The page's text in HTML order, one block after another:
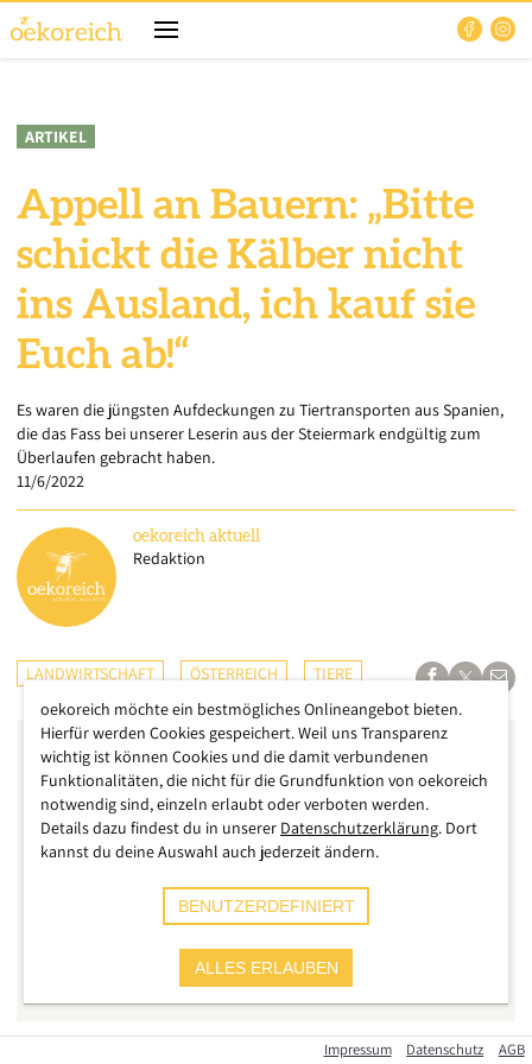
ARTIKEL
Appell an Bauern: „Bitte
schickt die Kälber nicht
ins Ausland, ich kauf sie
Euch ab!“
Es waren die jüngsten Aufdeckungen zu Tiertransporten aus Spanien,
die das Fass bei unserer Leserin aus der Steiermark endgültig zum
Überlaufen gebracht haben.
11/6/2022
oekoreich aktuell
Redaktion
LANDWIRTSCHAFT ÖSTERREICH TIERE
Impressum Datenschutz AGB
oekoreich möchte ein bestmögliches Onlineangebot bieten.
Hierfür werden Cookies gespeichert. Weil uns Transparenz
wichtig ist können Cookies und die damit verbundenen
Funktionalitäten, die nicht für die Grundfunktion von oekoreich
notwendig sind, einzeln erlaubt oder verboten werden.
Details dazu findest du in unserer Datenschutzerklärung. Dort
kannst du deine Auswahl auch jederzeit ändern.
BENUTZERDEFINIERT
ALLES ERLAUBEN